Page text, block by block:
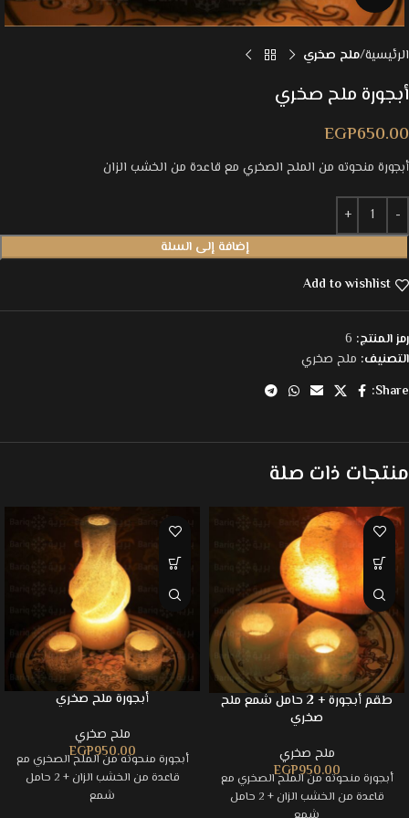
الرئيسية ملح صخري
أبجورة ملح صخري
EGP650.00
أبجورة منحوته من الملح الصخري مع قاعدة من الخشب الزان
إضافة إلى السلة
Add to wishlist
رمز المنتج: 6
التصنيف: ملح صخري
Share:
منتجات ذات صلة
طقم أبجورة + 2 حامل شمع ملح
صخري
ملح صخري
EGP950.00
أبجورة منحوته من الملح الصخري مع
قاعدة من الخشب الزان + 2 حامل
أبجورة ملح صخري
ملح صخري
EGP950.00
أبجورة منحوته من الملح الصخري مع
قاعدة من الخشب الزان + 2 حامل
شمع